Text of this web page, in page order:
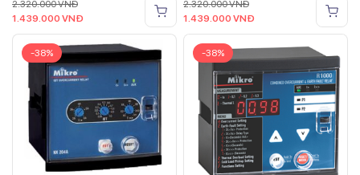
2.320.000VNĐ
1.439.000 VNĐ
2.320.000VNĐ
1.439.000 VNĐ
-38% -38%